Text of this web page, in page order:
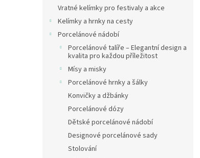
Vratné kelímky pro festivaly a akce
Kelímky a hrnky na cesty
Porcelánové nádobí
Porcelánové talíře – Elegantní design a
kvalita pro každou příležitost
Mísy a misky
Porcelánové hrnky a šálky
Konvičky a džbánky
Porcelánové dózy
Dětské porcelánové nádobí
Designové porcelánové sady
Stolování